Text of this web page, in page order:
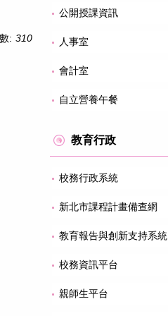
: 310
公開授課資訊
人事室
會計室
自立營養午餐
教育行政
校務行政系統
新北市課程計畫備查網
教育報告與創新支持系統
校務資訊平台
親師生平台